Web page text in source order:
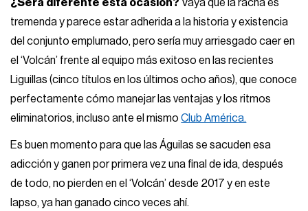
¿Será diferente esta ocasión? Vaya que la racha es
tremenda y parece estar adherida a la historia y existencia
del conjunto emplumado, pero sería muy arriesgado caer en
el ‘Volcán’ frente al equipo más exitoso en las recientes
Liguillas (cinco títulos en los últimos ocho años), que conoce
perfectamente cómo manejar las ventajas y los ritmos
eliminatorios, incluso ante el mismoClub América.
Es buen momento para que las Águilas se sacuden esa
adicción y ganen por primera vez una final de ida, después
de todo, no pierden en el ‘Volcán’ desde 2017 y en este
lapso, ya han ganado cinco veces ahí.